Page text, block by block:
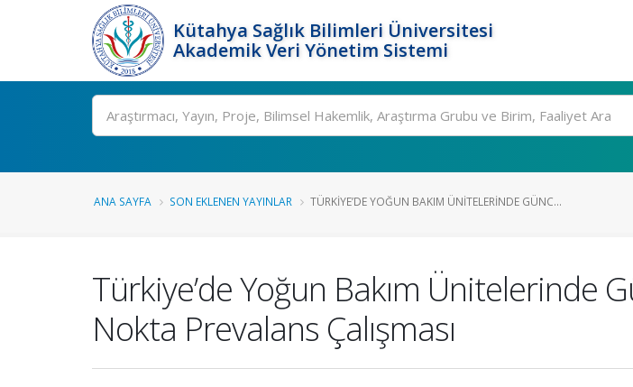
Kütahya Sağlık Bilimleri Üniversitesi
Akademik Veri Yönetim Sistemi
Ara
ANA SAYFA SON EKLENEN YAYINLAR TÜRKIYE’DE YOĞUN BAKIM ÜNITELERINDE GÜNC...
Türkiye’de Yoğun Bakım Ünitelerinde
Nokta Prevalans Çalışması